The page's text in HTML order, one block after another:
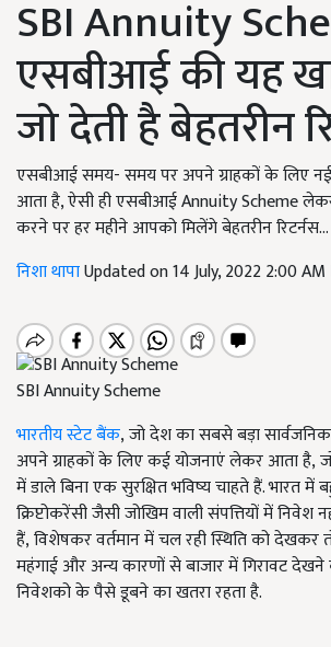
SBI Annuity
एसबीआई की यह
जो देती है बेहतरीन
एसबीआई समय- समय पर अपने ग्राहकों के लिए
आता है, ऐसी ही एसबीआई Annuity Scheme
करने पर हर महीने आपको मिलेंगे बेहतरीन रिटर्नस...
निशा थापाUpdated on 14 July, 2022 2:00 AM
SBI Annuity Scheme
भारतीय स्टेट बैंक,जो देश का सबसे बड़ा सार्वजनिक
अपने ग्राहकों के लिए कई योजनाएं लेकर आता है,
में डाले बिना एक सुरक्षित भविष्य चाहते हैं. भारत
क्रिप्टोकरेंसी जैसी जोखिम वाली संपत्तियों में निवेश
हैं,विशेषकर वर्तमान में चल रही स्थिति को देखकर
महंगाई और अन्य कारणों से बाजार में गिरावट
निवेशको के पैसे डूबने का खतरा रहता है.